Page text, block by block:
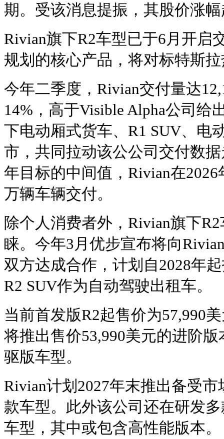
期。受该消息提振，其股价涨幅
Rivian旗下R2车型已于6月开启
规划的核心产品，将对标特斯
今年二季度，Rivian交付量达
14%，高于Visible Alpha公司给
下电动厢式货车、R1 SUV、电
市，共同拉动该公公司交付数
年目标的中间值，Rivian在
万辆车辆交付。
除个人消费者外，Rivian旗下
睐。今年3月优步宣布将向
双方达成合作，计划自2028年
R2 SUV作为自动驾驶出租车。
当前首发版R2起售价为57,990
将推出售价53,990美元的进阶
驱版车型。
Rivian计划2027年末推出备受
款车型。此外该公司还在研发
车型，其中或包含高性能版本。